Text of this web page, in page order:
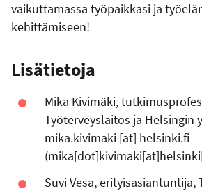
vaikuttamassa työpaikkasi ja
kehittämiseen!
Lisätietoja
Mika Kivimäki,
Työterveyslaitos ja Helsingin
mika.kivimaki [at] helsinki.fi
Suvi Vesa, erityisasiantuntija,